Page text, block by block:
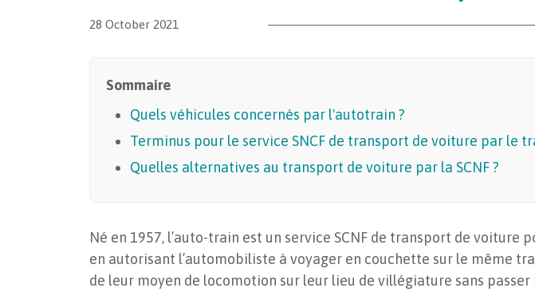
28 October 2021
Sommaire
Quels véhicules concernés par l'autotrain ?
Terminus pour le service SNCF de transport de voiture par le
Quelles alternatives au transport de voiture par la SCNF ?
Né en 1957, l’auto-train est un service SCNF de transport de
en autorisant l’automobiliste à voyager en couchette sur le même
de leur moyen de locomotion sur leur lieu de villégiature sans